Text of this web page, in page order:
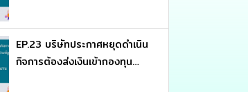
EP.23 บริษัทประกาศหยุดดำเนิน
กิจการต้องส่งเงินเข้ากองทุน